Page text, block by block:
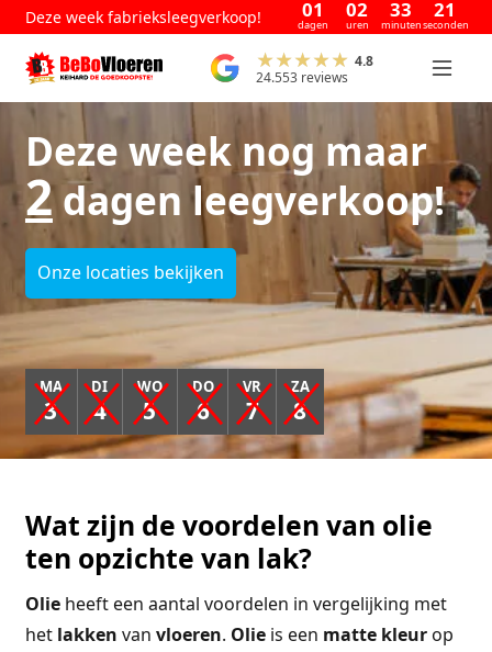
Deze week fabrieksleegverkoop! 01
dagen
02
uren
33
minuten
21
seconden
4.8
24.553 reviews
Deze week nog maar
2dagen leegverkoop!
Onze locaties bekijken
MA
3
DI
4
WO
5
DO
6
VR
7
ZA
8
Wat zijn de voordelen van olie
ten opzichte van lak?
Olieheeft een aantal voordelen in vergelijking met
het lakken van vloeren. Olieis een matte kleurop